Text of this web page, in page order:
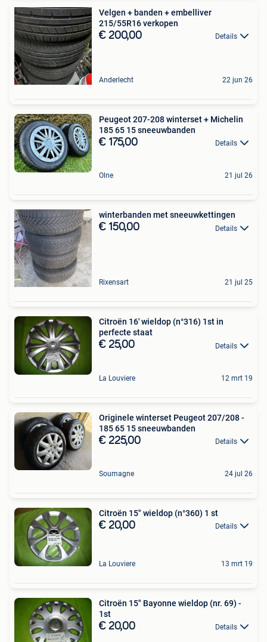
Velgen + banden + embelliver
215/55R16 verkopen
€ 200,00 Details
Anderlecht 22 jun 26
Peugeot 207-208 winterset + Michelin
185 65 15 sneeuwbanden
€ 175,00 Details
Olne 21 jul 26
winterbanden met sneeuwkettingen
€ 150,00 Details
Rixensart 21 jul 25
Citroën 16' wieldop (n°316) 1st in
perfecte staat
€ 25,00 Details
La Louviere 12 mrt 19
Originele winterset Peugeot 207/208 -
185 65 15 sneeuwbanden
€ 225,00 Details
Soumagne 24 jul 26
Citroën 15" wieldop (n°360) 1 st
€ 20,00 Details
La Louviere 13 mrt 19
Citroën 15" Bayonne wieldop (nr. 69) -
1st
€ 20,00 Details